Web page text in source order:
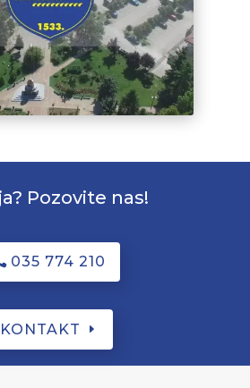
Pozovite nas!
035 774 210
KONTAKT